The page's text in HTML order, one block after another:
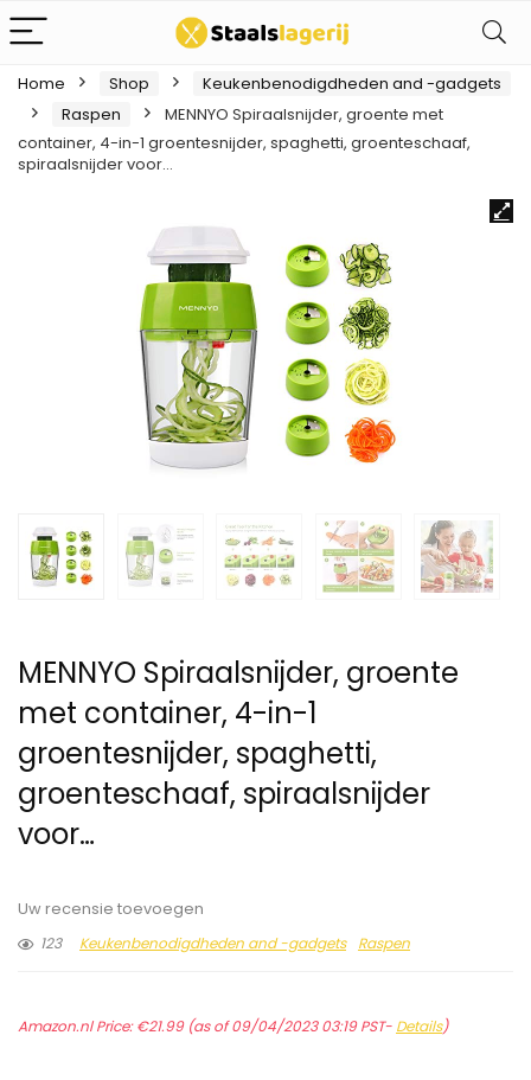
Home Shop
Keukenbenodigdheden and -gadgets
Raspen
MENNYO Spiraalsnijder, groente met
container, 4-in-1 groentesnijder, spaghetti, groenteschaaf,
spiraalsnijder voor…
MENNYO Spiraalsnijder, groente
met container, 4-in-1
groentesnijder, spaghetti,
groenteschaaf, spiraalsnijder
voor…
Uw recensie toevoegen
123
Keukenbenodigdheden and -gadgets Raspen
Amazon.nl Price:€21.99(as of 09/04/2023 03:19 PST- Details)